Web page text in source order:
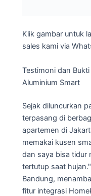
Klik gambar untuk
sales kami via
Testimoni dan
Aluminium Smart
Sejak diluncurkan
terpasang di
apartemen di
memakai kusen
dan saya bisa tidur
tertutup saat
Bandung,
fitur integrasi